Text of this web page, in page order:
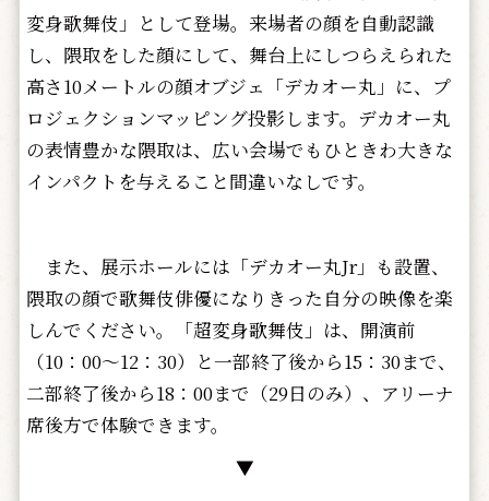
変身歌舞伎」として登場。来場者の顔を自動認識
し、隈取をした顔にして、舞台上にしつらえられた
高さ10メートルの顔オブジェ「デカオー丸」に、プ
ロジェクションマッピング投影します。デカオー丸
の表情豊かな隈取は、広い会場でもひときわ大きな
インパクトを与えること間違いなしです。
また、展示ホールには「デカオー丸Jr」も設置、
隈取の顔で歌舞伎俳優になりきった自分の映像を楽
しんでください。「超変身歌舞伎」は、開演前
（10：00～12：30）と一部終了後から15：30まで、
二部終了後から18：00まで（29日のみ）、アリーナ
席後方で体験できます。
▼